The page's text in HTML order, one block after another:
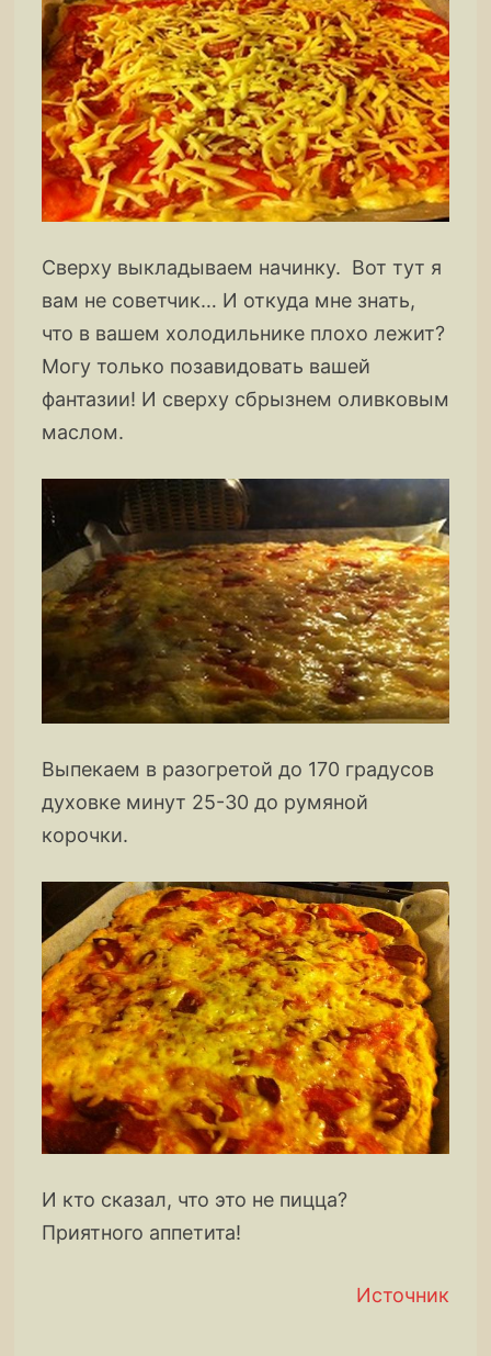
Сверху выкладываем начинку. Вот тут я
вам не советчик… И откуда мне знать,
что в вашем холодильнике плохо лежит?
Могу только позавидовать вашей
фантазии! И сверху сбрызнем оливковым
маслом.
Выпекаем в разогретой до 170 градусов
духовке минут 25-30 до румяной
корочки.
И кто сказал, что это не пицца?
Приятного аппетита!
Источник